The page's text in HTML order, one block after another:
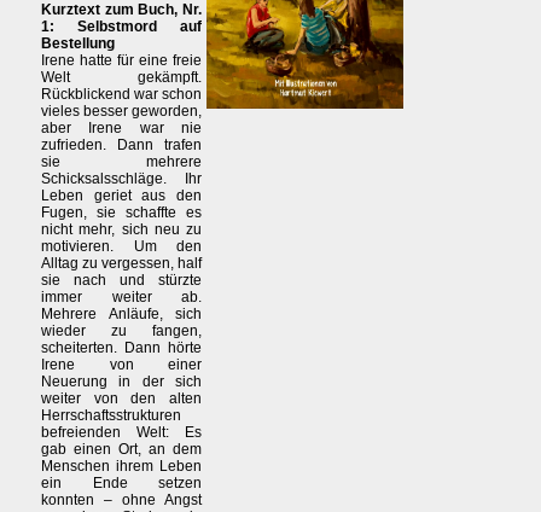
Kurztext zum Buch, Nr.
1: Selbstmord auf
Bestellung
Irene hatte für eine freie
Welt gekämpft.
Rückblickend war schon
vieles besser geworden,
aber Irene war nie
zufrieden. Dann trafen
sie mehrere
Schicksalsschläge. Ihr
Leben geriet aus den
Fugen, sie schaffte es
nicht mehr, sich neu zu
motivieren. Um den
Alltag zu vergessen, half
sie nach und stürzte
immer weiter ab.
Mehrere Anläufe, sich
wieder zu fangen,
scheiterten. Dann hörte
Irene von einer
Neuerung in der sich
weiter von den alten
Herrschaftsstrukturen
befreienden Welt: Es
gab einen Ort, an dem
Menschen ihrem Leben
ein Ende setzen
konnten – ohne Angst